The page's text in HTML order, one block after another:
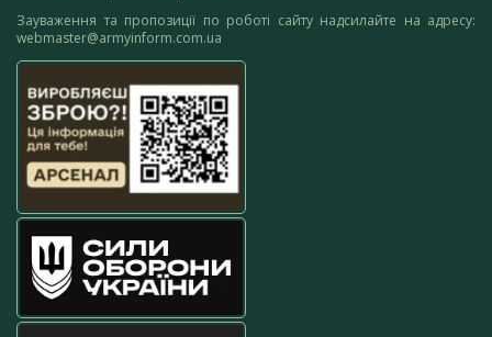
Зауваження та пропозиції по роботі сайту надсилайте на адресу:
webmaster@armyinform.com.ua